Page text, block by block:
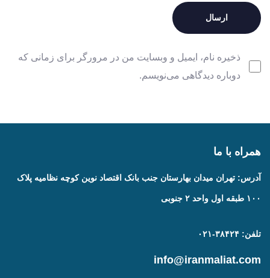
ذخیره نام، ایمیل و وبسایت من در مرورگر برای زمانی که
دوباره دیدگاهی می‌نویسم.
همراه با ما
آدرس: تهران میدان بهارستان جنب بانک اقتصاد نوین کوچه نظامیه پلاک
۱۰۰ طبقه اول واحد ۲ جنوبی
تلفن: ۳۸۴۲۴-۰۲۱
info@iranmaliat.com